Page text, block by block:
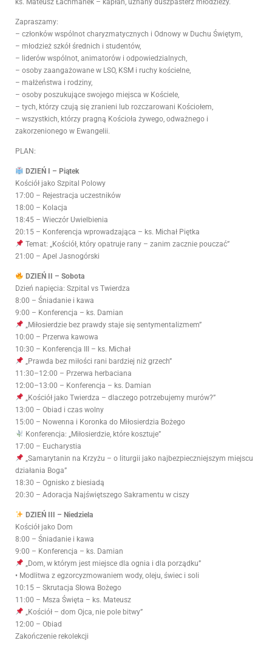
Zapraszamy:
– członków wspólnot charyzmatycznych i Odnowy w Duchu Świętym,
– młodzież szkół średnich i studentów,
– liderów wspólnot, animatorów i odpowiedzialnych,
– osoby zaangażowane w LSO, KSM i ruchy kościelne,
– małżeństwa i rodziny,
– osoby poszukujące swojego miejsca w Kościele,
– tych, którzy czują się zranieni lub rozczarowani Kościołem,
– wszystkich, którzy pragną Kościoła żywego, odważnego i
zakorzenionego w Ewangelii.
PLAN:
DZIEŃ I – Piątek
Kościół jako Szpital Polowy
17:00 – Rejestracja uczestników
18:00 – Kolacja
18:45 – Wieczór Uwielbienia
20:15 – Konferencja wprowadzająca – ks. Michał Piętka
Temat: „Kościół, który opatruje rany – zanim zacznie pouczać”
21:00 – Apel Jasnogórski
DZIEŃ II – Sobota
Dzień napięcia: Szpital vs Twierdza
8:00 – Śniadanie i kawa
9:00 – Konferencja – ks. Damian
„Miłosierdzie bez prawdy staje się sentymentalizmem”
10:00 – Przerwa kawowa
10:30 – Konferencja III – ks. Michał
„Prawda bez miłości rani bardziej niż grzech”
11:30–12:00 – Przerwa herbaciana
12:00–13:00 – Konferencja – ks. Damian
„Kościół jako Twierdza – dlaczego potrzebujemy murów?”
13:00 – Obiad i czas wolny
15:00 – Nowenna i Koronka do Miłosierdzia Bożego
Konferencja: „Miłosierdzie, które kosztuje”
17:00 – Eucharystia
„Samarytanin na Krzyżu – o liturgii jako najbezpieczniejszym miejscu
działania Boga”
18:30 – Ognisko z biesiadą
20:30 – Adoracja Najświętszego Sakramentu w ciszy
DZIEŃ III – Niedziela
Kościół jako Dom
8:00 – Śniadanie i kawa
9:00 – Konferencja – ks. Damian
„Dom, w którym jest miejsce dla ognia i dla porządku”
•⁠ ⁠Modlitwa z egzorcyzmowaniem wody, oleju, świec i soli
10:15 – Skrutacja Słowa Bożego
11:00 – Msza Święta – ks. Mateusz
„Kościół – dom Ojca, nie pole bitwy”
12:00 – Obiad
Zakończenie rekolekcji